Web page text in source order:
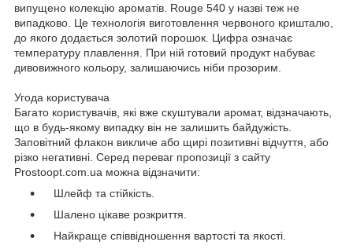
випущено колекцію ароматів. Rouge 540 у назві теж не
випадково. Це технологія виготовлення червоного кришталю,
до якого додається золотий порошок. Цифра означає
температуру плавлення. При ній готовий продукт набуває
дивовижного кольору, залишаючись ніби прозорим.
Угода користувача
Багато користувачів, які вже скуштували аромат, відзначають,
що в будь-якому випадку він не залишить байдужість.
Заповітний флакон викличе або щирі позитивні відчуття, або
різко негативні. Серед переваг пропозиції з сайту
Prostoopt.com.ua можна відзначити:
Шлейф та стійкість.
Шалено цікаве розкриття.
Найкраще співвідношення вартості та якості.